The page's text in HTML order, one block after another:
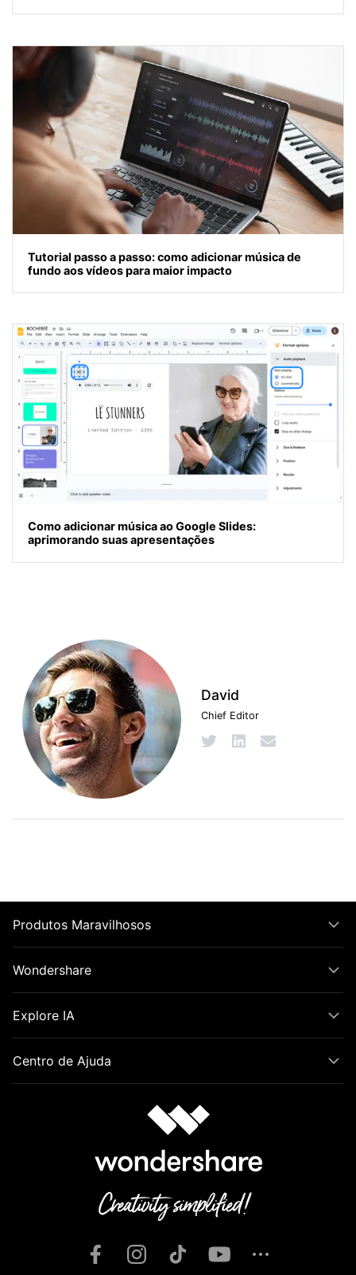
Tutorial passo a passo: como adicionar música de
fundo aos vídeos para maior impacto
Como adicionar música ao Google Slides:
aprimorando suas apresentações
David
Chief Editor
Produtos Maravilhosos
Wondershare
Explore IA
Centro de Ajuda